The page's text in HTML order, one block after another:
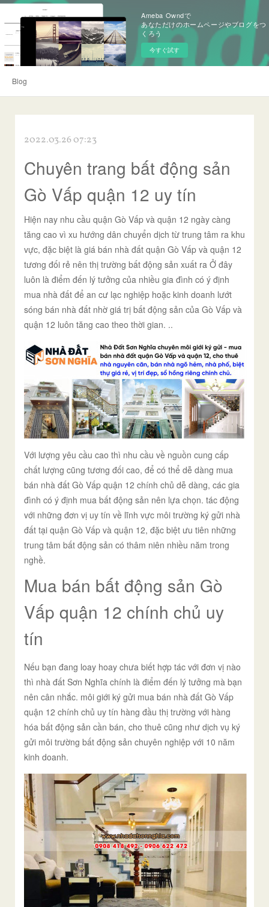
Ameba Owndで
あなただけのホームページやブログをつ
くろう
今すぐ試す
Blog
2022.03.26 07:23
Chuyên trang bất động sản
Gò Vấp quận 12 uy tín
Hiện nay nhu cầu quận Gò Vấp và quận 12 ngày càng
tăng cao vì xu hướng dân chuyển dịch từ trung tâm ra khu
vực, đặc biệt là giá bán nhà đất quận Gò Vấp và quận 12
tương đối rẻ nên thị trường bất động sản xuất ra Ở đây
luôn là điểm đến lý tưởng của nhiều gia đình có ý định
mua nhà đất để an cư lạc nghiệp hoặc kinh doanh lướt
sóng bán nhà đất nhờ giá trị bất động sản của Gò Vấp và
quận 12 luôn tăng cao theo thời gian. ..
Với lượng yêu cầu cao thì nhu cầu về nguồn cung cấp
chất lượng cũng tương đối cao, để có thể dễ dàng mua
bán nhà đất Gò Vấp quận 12 chính chủ dễ dàng, các gia
đình có ý định mua bất động sản nên lựa chọn. tác động
với những đơn vị uy tín về lĩnh vực môi trường ký gửi nhà
đất tại quận Gò Vấp và quận 12, đặc biệt ưu tiên những
trung tâm bất động sản có thâm niên nhiều năm trong
nghề.
Mua bán bất động sản Gò
Vấp quận 12 chính chủ uy
tín
Nếu bạn đang loay hoay chưa biết hợp tác với đơn vị nào
thì nhà đất Sơn Nghĩa chính là điểm đến lý tưởng mà bạn
nên cân nhắc. môi giới ký gửi mua bán nhà đất Gò Vấp
quận 12 chính chủ uy tín hàng đầu thị trường với hàng
hóa bất động sản cần bán, cho thuê cũng như dịch vụ ký
gửi môi trường bất động sản chuyên nghiệp với 10 năm
kinh doanh.